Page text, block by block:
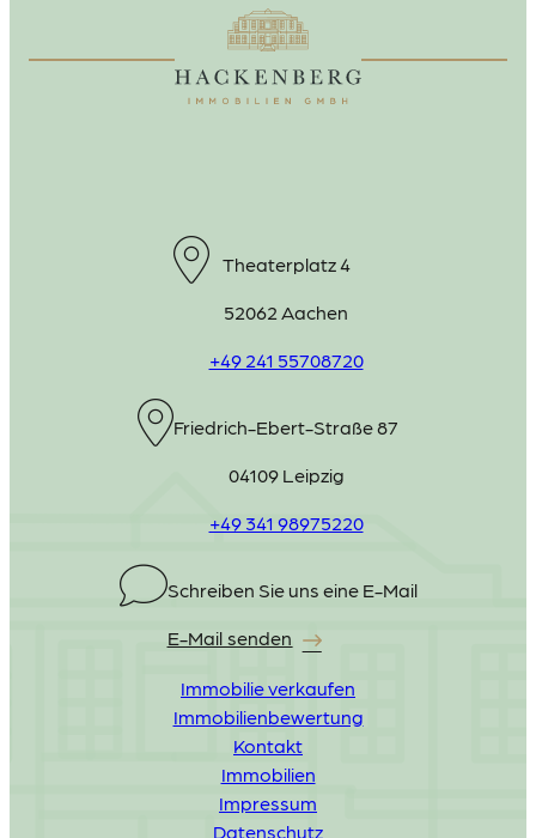
Theaterplatz 4
52062 Aachen
+49 241 55708720
Friedrich-Ebert-Straße 87
04109 Leipzig
+49 341 98975220
Schreiben Sie uns eine E-Mail
E-Mail senden
Immobilie verkaufen
Immobilienbewertung
Kontakt
Immobilien
Impressum
Datenschutz